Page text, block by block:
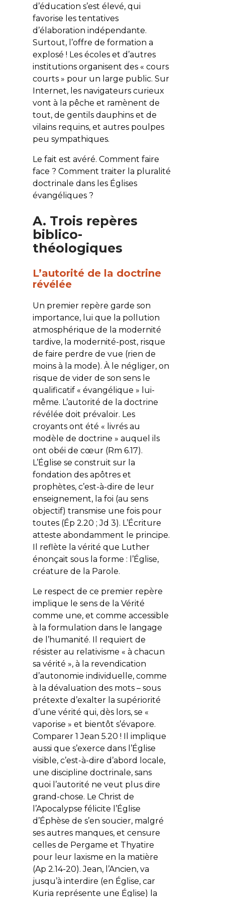
d’éducation s’est élevé, qui
favorise les tentatives
d’élaboration indépendante.
Surtout, l’offre de formation a
explosé ! Les écoles et d’autres
institutions organisent des « cours
courts » pour un large public. Sur
Internet, les navigateurs curieux
vont à la pêche et ramènent de
tout, de gentils dauphins et de
vilains requins, et autres poulpes
peu sympathiques.
Le fait est avéré. Comment faire
face ? Comment traiter la pluralité
doctrinale dans les Églises
évangéliques ?
A. Trois repères
biblico-
théologiques
L’autorité de la doctrine
révélée
Un premier repère garde son
importance, lui que la pollution
atmosphérique de la modernité
tardive, la modernité-post, risque
de faire perdre de vue (rien de
moins à la mode). À le négliger, on
risque de vider de son sens le
qualificatif « évangélique » lui-
même. L’autorité de la doctrine
révélée doit prévaloir. Les
croyants ont été « livrés au
modèle de doctrine » auquel ils
ont obéi de cœur (Rm 6.17).
L’Église se construit sur la
fondation des apôtres et
prophètes, c’est-à-dire de leur
enseignement, la foi (au sens
objectif) transmise une fois pour
toutes (Ép 2.20 ; Jd 3). L’Écriture
atteste abondamment le principe.
Il reflète la vérité que Luther
énonçait sous la forme : l’Église,
créature de la Parole.
Le respect de ce premier repère
implique le sens de la Vérité
comme une, et comme accessible
à la formulation dans le langage
de l’humanité. Il requiert de
résister au relativisme « à chacun
sa vérité », à la revendication
d’autonomie individuelle, comme
à la dévaluation des mots – sous
prétexte d’exalter la supériorité
d’une vérité qui, dès lors, se «
vaporise » et bientôt s’évapore.
Comparer 1 Jean 5.20 ! Il implique
aussi que s’exerce dans l’Église
visible, c’est-à-dire d’abord locale,
une discipline doctrinale, sans
quoi l’autorité ne veut plus dire
grand-chose. Le Christ de
l’Apocalypse félicite l’Église
d’Éphèse de s’en soucier, malgré
ses autres manques, et censure
celles de Pergame et Thyatire
pour leur laxisme en la matière
(Ap 2.14-20). Jean, l’Ancien, va
jusqu’à interdire (en Église, car
Kuria représente une Église) la